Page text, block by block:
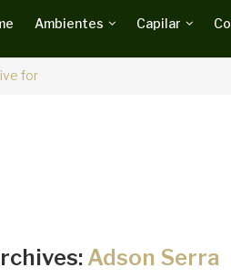
Ambientes Capilar
for
Adson Serra